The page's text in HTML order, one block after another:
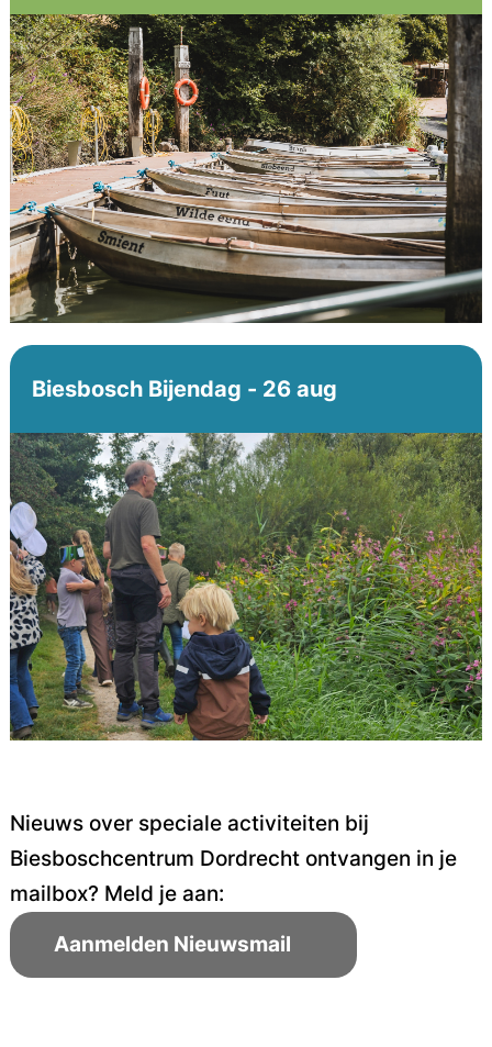
Biesbosch Bijendag - 26 aug
Nieuws over speciale activiteiten bij
Biesboschcentrum Dordrecht ontvangen in je
mailbox? Meld je aan:
Aanmelden Nieuwsmail